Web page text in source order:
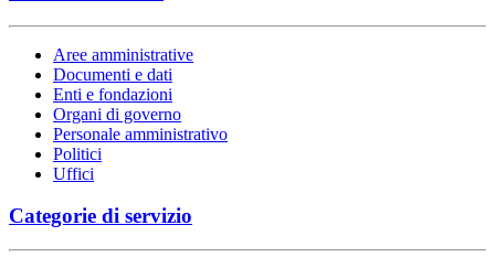
Aree amministrative
Documenti e dati
Enti e fondazioni
Organi di governo
Personale amministrativo
Politici
Uffici
Categorie di servizio